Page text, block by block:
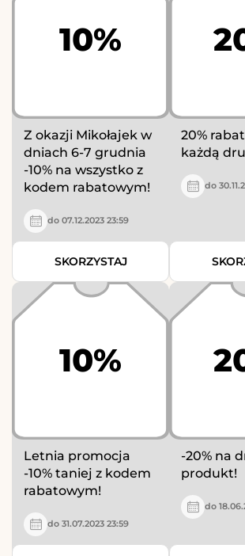
10%
Z okazji Mikołajek w
dniach 6-7 grudnia
-10% na wszystko z
kodem rabatowym!
do 07.12.2023 23:59
SKORZYSTAJ
20%
każdą
do
10%
Letnia promocja
-10% taniej z kodem
rabatowym!
do 31.07.2023 23:59
-20% na
produkt!
do